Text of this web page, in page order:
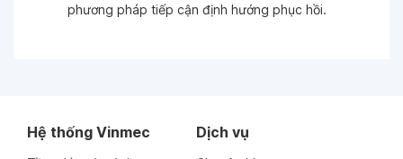
phương pháp tiếp cận định hướng phục hồi.
Hệ thống Vinmec Dịch vụ